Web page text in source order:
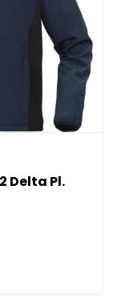
Delta Pl.